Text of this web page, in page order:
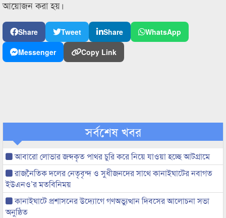
আয়োজন করা হয়।
Share Tweet Share
WhatsApp
Messenger
Copy Link
সর্বশেষ খবর
আবারো লোভার জব্দকৃত পাথর চুরি করে নিয়ে যাওয়া হচ্ছে আটগ্রামে
রাজনৈতিক দলের নেতৃবৃন্দ ও সুধীজনদের সাথে কানাইঘাটের নবাগত
ইউএনও’র মতবিনিময়
কানাইঘাটে প্রশাসনের উদ্যোগে গণঅভ্যুত্থান দিবসের আলোচনা সভা
অনুষ্ঠিত